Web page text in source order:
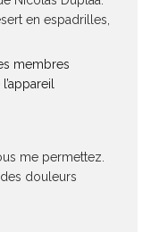
en espadrilles,
membres
me permettez.
douleurs